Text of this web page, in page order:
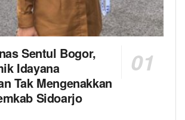
Sentul Bogor,
Idayana
Tak Mengenakkan
Sidoarjo